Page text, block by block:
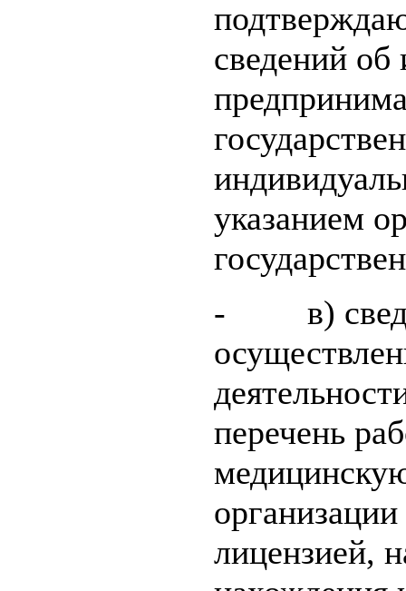
сведений
указанием
- в)
перечень
лицензией,